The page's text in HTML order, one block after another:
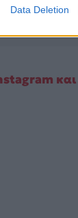
Data Deletion
και